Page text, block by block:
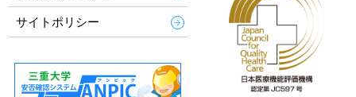
サイトポリシー